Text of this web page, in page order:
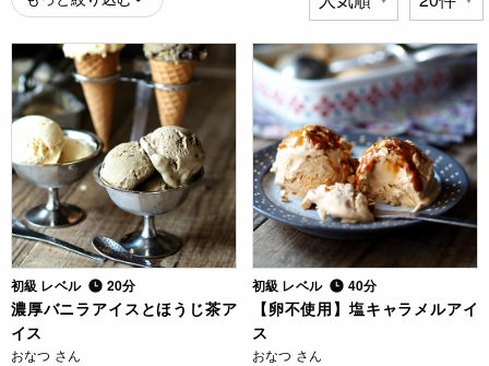
初級 レベル 20分
濃厚バニラアイスとほうじ茶ア
イス
おなつ さん
初級 レベル 40分
【卵不使用】塩キャラメルアイ
ス
おなつ さん